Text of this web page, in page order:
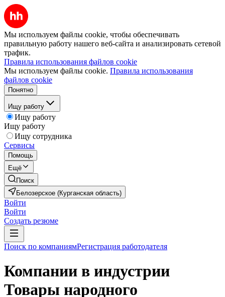
Мы используем файлы cookie, чтобы обеспечивать
правильную работу нашего веб-сайта и анализировать сетевой
трафик.
Правила использования файлов cookie
Мы используем файлы cookie. Правила использования
файлов cookie
Понятно
Ищу работу
Ищу работу
Ищу работу
Ищу сотрудника
Сервисы
Помощь
Ещё
Поиск
Белозерское (Курганская область)
Войти
Войти
Создать резюме
Поиск по компаниямРегистрация работодателя
Компании в индустрии
Товары народного